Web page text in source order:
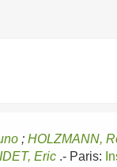
;HOLZMANN,
Eric .- Paris: